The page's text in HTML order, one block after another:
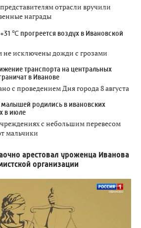
отрасли вручили
награды
℃ прогреется воздух в Ивановской
не исключены дожди с грозами
транспорта на центральных
в Иванове
с проведением Дня города 8 августа
родились в ивановских
в июле
с небольшим перевесом
мальчики
арестовал уроженца Иванова
организации